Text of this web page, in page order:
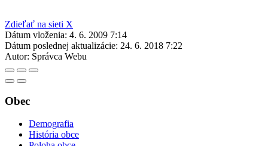
Zdieľať na sieti X
Dátum vloženia: 4. 6. 2009 7:14
Dátum poslednej aktualizácie: 24. 6. 2018 7:22
Autor: Správca Webu
Obec
Demografia
História obce